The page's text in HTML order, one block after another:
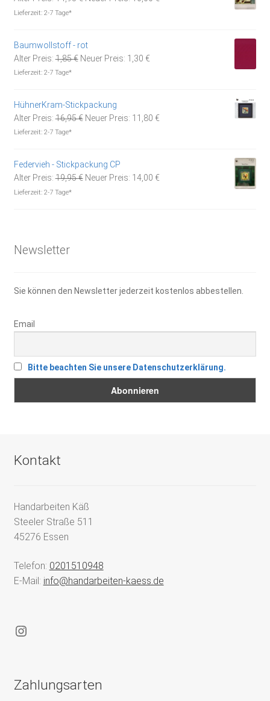
Lieferzeit: 2-7 Tage*
Baumwollstoff - rot
Alter Preis: 1,85€ Ursprünglicher
Neuer Preis: 1,30 €Aktueller
Lieferzeit: 2-7 Tage*
HühnerKram-Stickpackung
Alter Preis: 16,95€ Ursprünglicher
Neuer Preis: 11,80 €Aktueller
Lieferzeit: 2-7 Tage*
Federvieh - Stickpackung CP
Alter Preis: 19,95€ Ursprünglicher
Neuer Preis: 14,00 €Aktueller
Lieferzeit: 2-7 Tage*
Newsletter
Sie können den Newsletter jederzeit kostenlos abbestellen.
Email
Bitte beachten Sie unsere Datenschutzerklärung.
Kontakt
Handarbeiten Käß
Steeler Straße 511
45276 Essen
Telefon: 0201510948
E-Mail: info@handarbeiten-kaess.de
Instagram
Zahlungsarten